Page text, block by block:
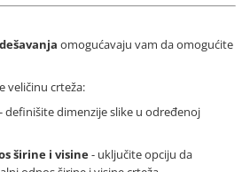
omogućavaju vam da omogućite
veličinu crteža:
- definišite dimenzije slike u određenoj
širine i visine- uključite opciju da